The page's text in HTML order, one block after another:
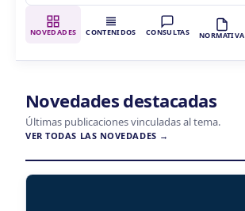
NOVEDADES CONTENIDOS CONSULTAS NORMATIVA
Novedades destacadas
Últimas publicaciones vinculadas al tema.
VER TODAS LAS NOVEDADES →